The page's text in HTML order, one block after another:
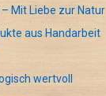
Mit Liebe zur Natur
aus Handarbeit
wertvoll